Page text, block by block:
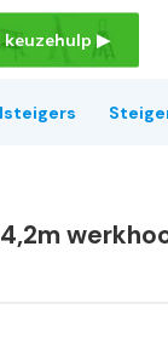
keuzehulp ▶